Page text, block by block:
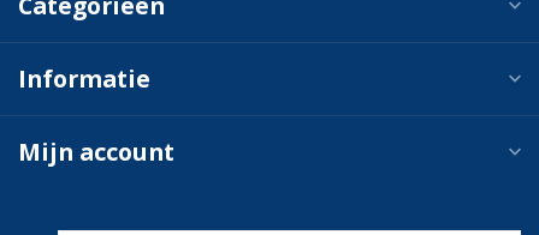
Informatie
Mijn account